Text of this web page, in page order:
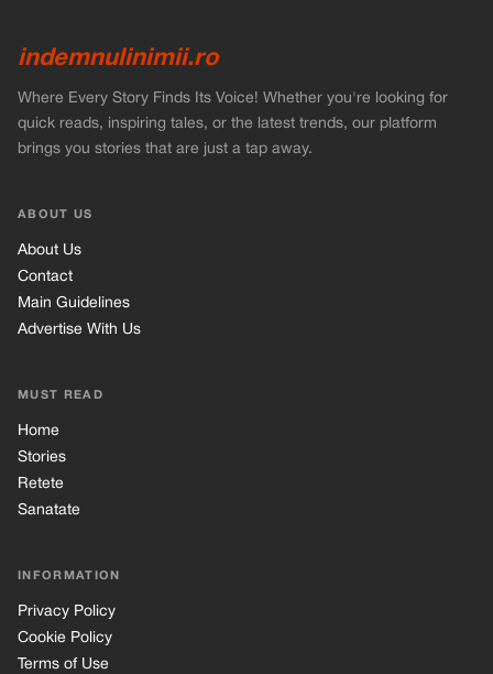
indemnulinimii.ro
Where Every Story Finds Its Voice! Whether you're looking for
quick reads, inspiring tales, or the latest trends, our platform
brings you stories that are just a tap away.
ABOUT US
About Us
Contact
Main Guidelines
Advertise With Us
MUST READ
Home
Stories
Retete
Sanatate
INFORMATION
Privacy Policy
Cookie Policy
Terms of Use